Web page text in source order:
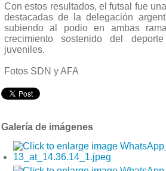
Con estos resultados, el futsal fue
destacadas de la delegación
subiendo al podio en ambas
crecimiento sostenido del
juveniles.
Fotos SDN y AFA
Galería de imágenes